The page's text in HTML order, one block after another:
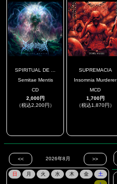
SPIRITUAL DE ...
Semitae Mentis
CD
2,000円
（税込2,200円）
SUPREMACIA
Insomnia Murderer
MCD
1,700円
（税込1,870円）